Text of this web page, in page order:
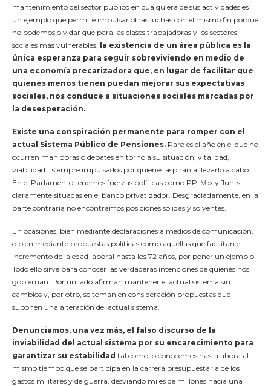
mantenimiento del sector público en cualquiera de sus actividades es
un ejemplo que permite impulsar otras luchas con el mismo fin porque
no podemos olvidar que para las clases trabajadoras y los sectores
sociales más vulnerables, la existencia de un área pública es la
única esperanza para seguir sobreviviendo en medio de
una economía precarizadora que, en lugar de facilitar que
quienes menos tienen puedan mejorar sus expectativas
sociales, nos conduce a situaciones sociales marcadas por
la desesperación.
Existe una conspiración permanente para romper con el
actual Sistema Público de Pensiones. Raro es el año en el que no
ocurren maniobras o debates en torno a su situación, vitalidad,
viabilidad… siempre impulsados por quienes aspiran a llevarlo a cabo.
En el Parlamento tenemos fuerzas políticas como PP, Vox y Junts,
claramente situadas en el bando privatizador. Desgraciadamente, en la
parte contraria no encontramos posiciones sólidas y solventes.
En ocasiones, bien mediante declaraciones a medios de comunicación,
o bien mediante propuestas políticas como aquellas que facilitan el
incremento de la edad laboral hasta los 72 años, por poner un ejemplo.
Todo ello sirve para conocer las verdaderas intenciones de quienes nos
gobiernan. Por un lado afirman mantener el actual sistema sin
cambios y, por otro, se toman en consideración propuestas que
suponen una alteración del actual sistema.
Denunciamos, una vez más, el falso discurso de la
inviabilidad del actual sistema por su encarecimiento para
garantizar su estabilidad tal como lo conocemos hasta ahora al
mismo tiempo que se participa en la carrera presupuestaria de los
gastos militares y de guerra, desviando miles de millones hacia una